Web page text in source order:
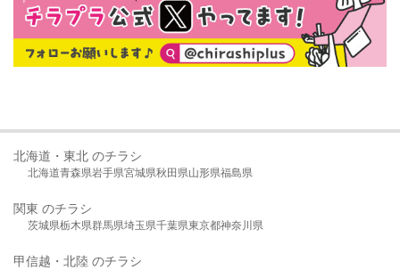
北海道・東北 のチラシ
北海道青森県岩手県宮城県秋田県山形県福島県
関東 のチラシ
茨城県栃木県群馬県埼玉県千葉県東京都神奈川県
甲信越・北陸 のチラシ